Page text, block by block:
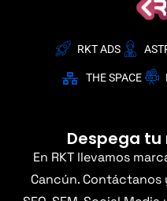
RKT ADS
THE SPACE
Despega tu
En RKT llevamos
Cancún. Contáctanos